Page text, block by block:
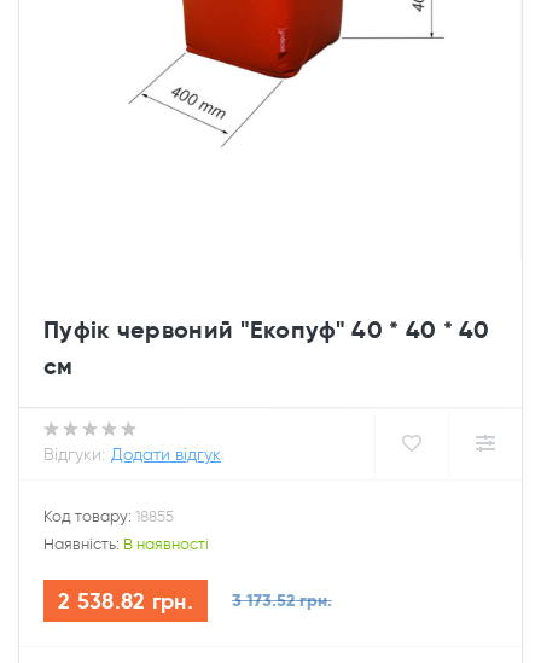
Пуфік червоний "Екопуф" 40 * 40 * 40
см
Відгуки: Додати відгук
Код товару: 18855
Наявність: В наявності
2 538.82 грн. 3 173.52 грн.